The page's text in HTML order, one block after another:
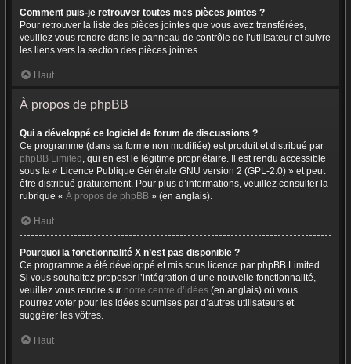
Comment puis-je retrouver toutes mes pièces jointes ?
Pour retrouver la liste des pièces jointes que vous avez transférées,
veuillez vous rendre dans le panneau de contrôle de l’utilisateur et suivre
les liens vers la section des pièces jointes.
Haut
À propos de phpBB
Qui a développé ce logiciel de forum de discussions ?
Ce programme (dans sa forme non modifiée) est produit et distribué par
phpBB Limited , qui en est le légitime propriétaire. Il est rendu accessible
sous la « Licence Publique Générale GNU version 2 (GPL-2.0) » et peut
être distribué gratuitement. Pour plus d’informations, veuillez consulter la
rubrique « À propos de phpBB » (en anglais).
Haut
Pourquoi la fonctionnalité X n’est pas disponible ?
Ce programme a été développé et mis sous licence par phpBB Limited.
Si vous souhaitez proposer l’intégration d’une nouvelle fonctionnalité,
veuillez vous rendre sur notre centre d’idées (en anglais) où vous
pourrez voter pour les idées soumises par d’autres utilisateurs et
suggérer les vôtres.
Haut